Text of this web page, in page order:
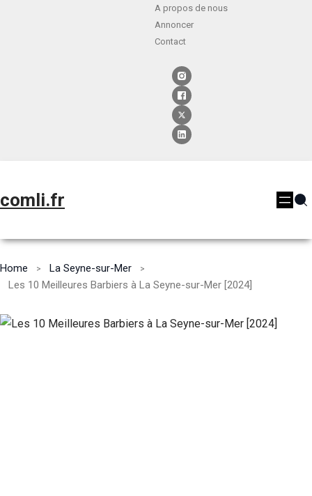
A propos de nous
Annoncer
Contact
comli.fr
Home
La Seyne-sur-Mer
Les 10 Meilleures Barbiers à La Seyne-sur-Mer [2024]